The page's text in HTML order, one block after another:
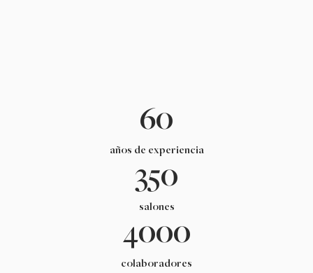
60
años de experiencia
350
salones
4000
colaboradores